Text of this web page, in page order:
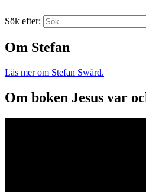
Sök efter:
Om Stefan
Läs mer om Stefan Swärd.
Om boken Jesus var